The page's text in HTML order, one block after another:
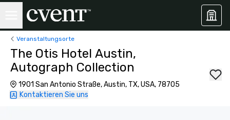
Veranstaltungsorte
The Otis Hotel Austin,
Autograph Collection
1901 San Antonio Straße, Austin, TX, USA, 78705
Kontaktieren Sie uns